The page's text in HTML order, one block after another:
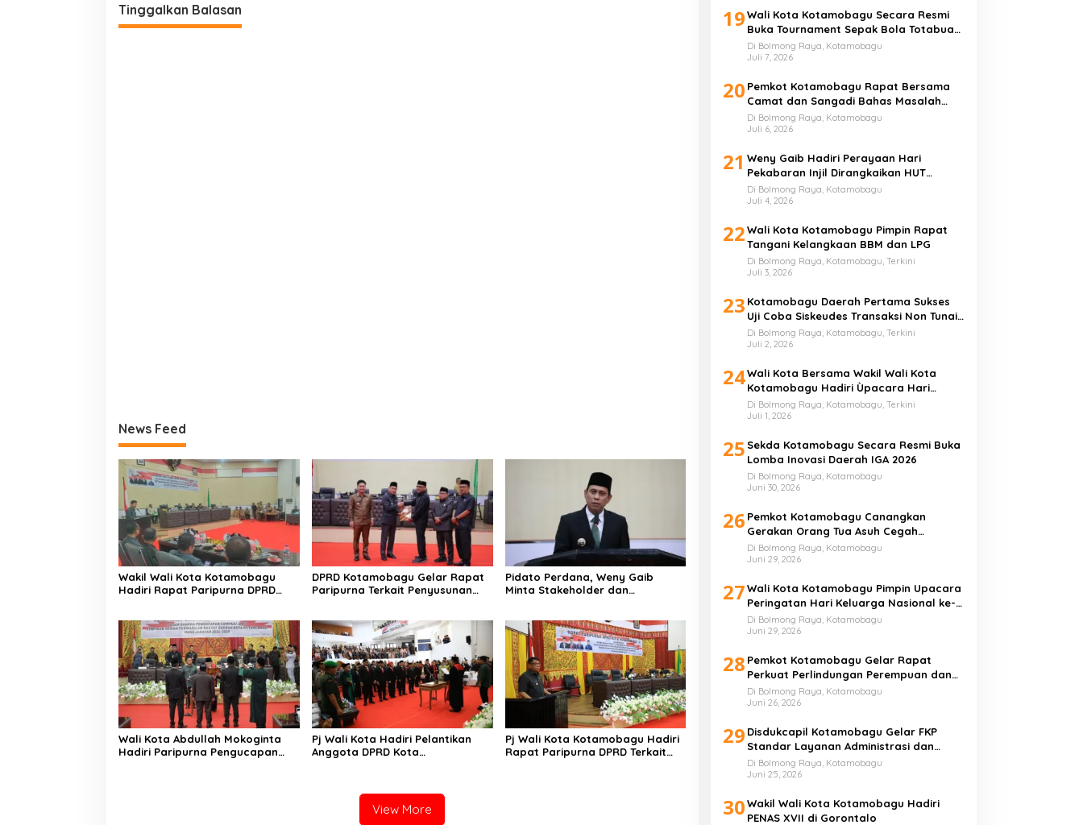
Tinggalkan Balasan
News Feed
Wakil Wali Kota Kotamobagu
Hadiri Rapat Paripurna DPRD
DPRD Kotamobagu Gelar Rapat
Paripurna Terkait Penyusunan
Pidato Perdana, Weny Gaib
Minta Stakeholder dan
Wali Kota Abdullah Mokoginta
Hadiri Paripurna Pengucapan
Pj Wali Kota Hadiri Pelantikan
Anggota DPRD Kota
Pj Wali Kota Kotamobagu Hadiri
Rapat Paripurna DPRD Terkait
View More
19Wali Kota Kotamobagu Secara Resmi
Buka Tournament Sepak Bola Totabuan
Champion League
Di Bolmong Raya, Kotamobagu
Juli 7, 2026
20 Pemkot Kotamobagu Rapat Bersama
Camat dan Sangadi Bahas Masalah
Sampah
Di Bolmong Raya, Kotamobagu
Juli 6, 2026
21 Weny Gaib Hadiri Perayaan Hari
Pekabaran Injil Dirangkaikan HUT
GMIBM Bersinode ke-76
Di Bolmong Raya, Kotamobagu
Juli 4, 2026
22Wali Kota Kotamobagu Pimpin Rapat
Tangani Kelangkaan BBM dan LPG
Di Bolmong Raya, Kotamobagu, Terkini
Juli 3, 2026
23 Kotamobagu Daerah Pertama Sukses
Uji Coba Siskeudes Transaksi Non Tunai
di Desa
Di Bolmong Raya, Kotamobagu, Terkini
Juli 2, 2026
24Wali Kota Bersama Wakil Wali Kota
Kotamobagu Hadiri Ùpacara Hari
Bhayangkara ke-80
Di Bolmong Raya, Kotamobagu, Terkini
Juli 1, 2026
25 Sekda Kotamobagu Secara Resmi Buka
Lomba Inovasi Daerah IGA 2026
Di Bolmong Raya, Kotamobagu
Juni 30, 2026
26 Pemkot Kotamobagu Canangkan
Gerakan Orang Tua Asuh Cegah
Stunting
Di Bolmong Raya, Kotamobagu
Juni 29, 2026
27Wali Kota Kotamobagu Pimpin Upacara
Peringatan Hari Keluarga Nasional ke-
33 Tahun
Di Bolmong Raya, Kotamobagu
Juni 29, 2026
28 Pemkot Kotamobagu Gelar Rapat
Perkuat Perlindungan Perempuan dan
Anak
Di Bolmong Raya, Kotamobagu
Juni 26, 2026
29 Disdukcapil Kotamobagu Gelar FKP
Standar Layanan Administrasi dan
Kependudukan
Di Bolmong Raya, Kotamobagu
Juni 25, 2026
30Wakil Wali Kota Kotamobagu Hadiri
PENAS XVII di Gorontalo